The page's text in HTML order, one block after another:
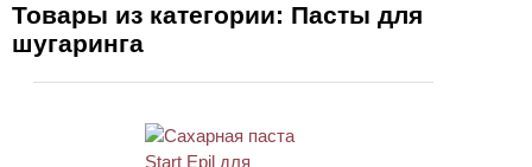
Товары из категории: Пасты для
шугаринга